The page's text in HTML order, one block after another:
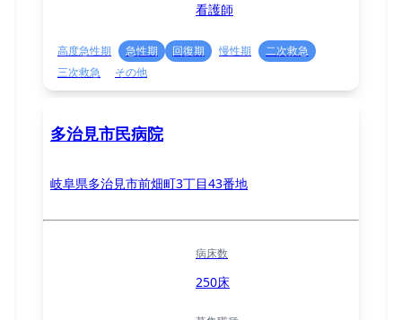
看護師
高度急性期 急性期 回復期 慢性期
二次救急
三次救急
その他
多治見市民病院
岐阜県多治見市前畑町3丁目43番地
病床数
250床